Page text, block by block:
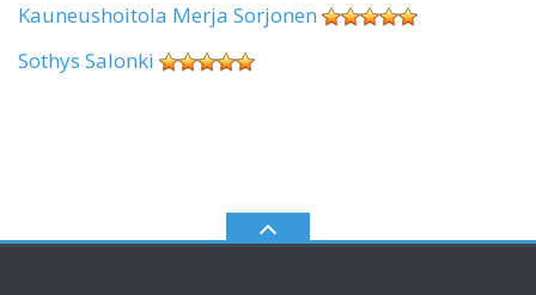
Kauneushoitola Merja Sorjonen
Sothys Salonki